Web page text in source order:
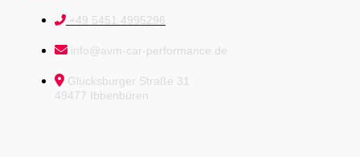
+49 5451 4995296
info@avm-car-performance.de
Glücksburger Straße 31
49477 Ibbenbüren